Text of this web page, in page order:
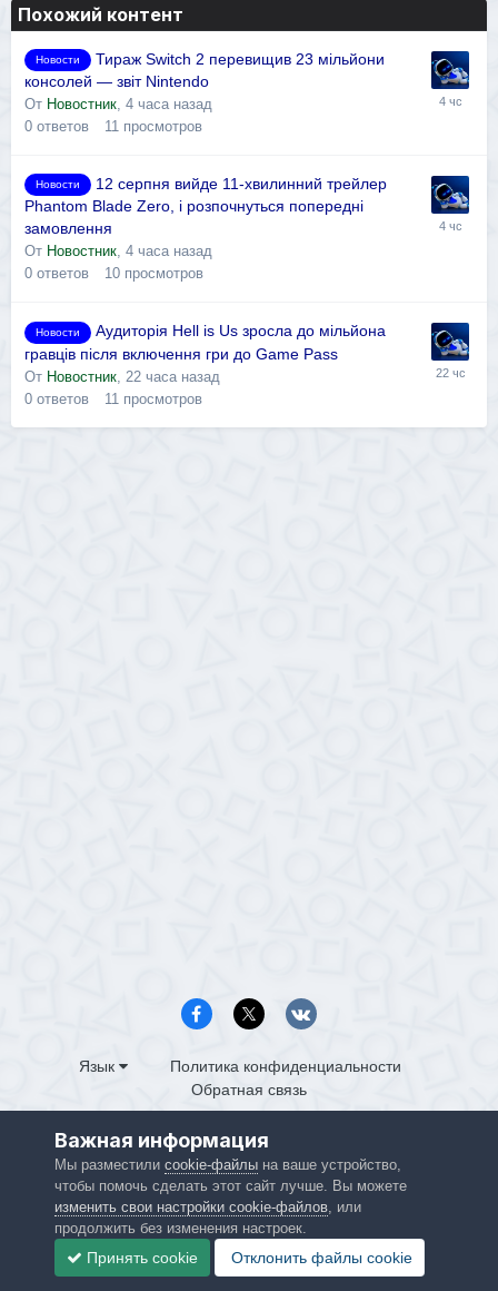
Похожий контент
Новости
Тираж Switch 2 перевищив 23 мільйони
консолей — звіт Nintendo
От Новостник 4 часа назад
0 ответов 11 просмотров
Новости
12 серпня вийде 11-хвилинний трейлер
Phantom Blade Zero, і розпочнуться попередні
замовлення
От Новостник, 4 часа назад
0 ответов 10 просмотров
Новости
Аудиторія Hell is Us зросла до мільйона
гравців після включення гри до Game Pass
От Новостник 22 часа назад
0 ответов 11 просмотров
Язык
Политика конфиденциальности
Обратная связь
Powered by Invision Community
Важная информация
Мы разместили cookie-файлына ваше устройство,
чтобы помочь сделать этот сайт лучше. Вы можете
изменить свои настройки cookie-файлов, или
продолжить без изменения настроек.
Принять cookie Отклонить файлы сookie